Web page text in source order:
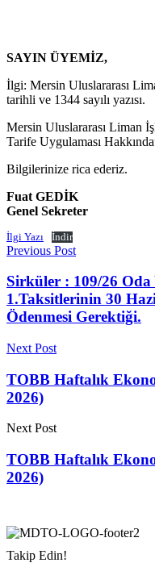
SAYIN ÜYEMİZ,
İlgi: Mersin Uluslararası
tarihli ve 1344 sayılı yazısı.
Mersin Uluslararası Liman
Tarife Uygulaması
Bilgilerinize rica ederiz.
Fuat GEDİK
Genel Sekreter
İlgi Yazı İndir
Previous Post
Sirküler : 109/26 Oda
1.Taksitlerinin 30
Ödenmesi Gerektiği.
Next Post
TOBB Haftalık
2026)
Next Post
TOBB Haftalık
2026)
Takip Edin!